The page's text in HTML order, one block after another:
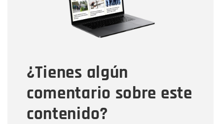
¿Tienes algún
comentario sobre este
contenido?
Tipo de comentario
Mensaje